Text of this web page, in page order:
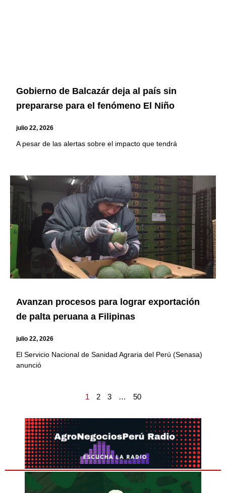
Gobierno de Balcazár deja al país sin
prepararse para el fenómeno El Niño
julio 22, 2026
A pesar de las alertas sobre el impacto que tendrá
Avanzan procesos para lograr exportación
de palta peruana a Filipinas
julio 22, 2026
El Servicio Nacional de Sanidad Agraria del Perú (Senasa)
anunció
1 2 3 … 50